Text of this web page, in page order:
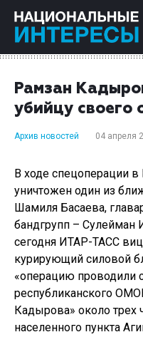
Рамзан
убийцу своего
Архив новостей 04 апреля
В ходе спецоперации
уничтожен один из
Шамиля Басаева,
бандгрупп – Сулейман
сегодня ИТАР-ТАСС
курирующий силовой
«операцию проводили
республиканского
Кадырова» около трех
населенного пункта